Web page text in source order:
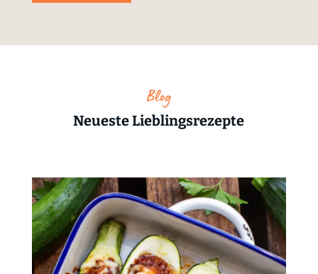
Blog
Neueste Lieblingsrezepte